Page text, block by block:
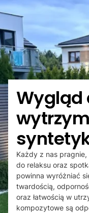
Wygląd
Każdy z nas pragnie,
do relaksu oraz
powinna wyróżniać
twardością,
oraz łatwością w
kompozytowe są